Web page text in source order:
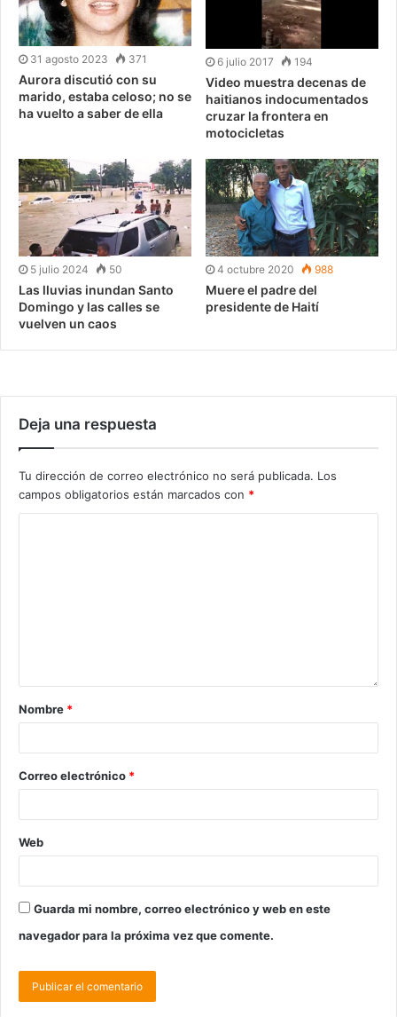
31 agosto 2023 371
Aurora discutió con su
marido, estaba celoso; no se
ha vuelto a saber de ella
6 julio 2017 194
Video muestra decenas de
haitianos indocumentados
cruzar la frontera en
motocicletas
5 julio 2024 50
Las lluvias inundan Santo
Domingo y las calles se
vuelven un caos
4 octubre 2020 988
Muere el padre del
presidente de Haití
Deja una respuesta
Tu dirección de correo electrónico no será publicada. Los
campos obligatorios están marcados con *
Nombre *
Correo electrónico *
Web
Guarda mi nombre, correo electrónico y web en este
navegador para la próxima vez que comente.